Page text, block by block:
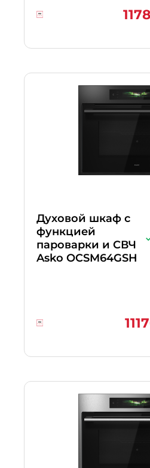
Духовой шкаф с
функцией
пароварки и СВЧ
Asko OCSM64GSH